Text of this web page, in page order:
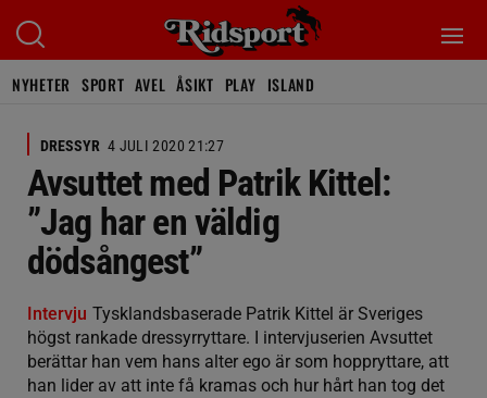
NYHETER SPORT AVEL ÅSIKT PLAY ISLAND
DRESSYR 4 JULI 2020 21:27
Avsuttet med Patrik Kittel:
”Jag har en väldig
dödsångest”
Intervju Tysklandsbaserade Patrik Kittel är Sveriges
högst rankade dressyrryttare. I intervjuserien Avsuttet
berättar han vem hans alter ego är som hoppryttare, att
han lider av att inte få kramas och hur hårt han tog det